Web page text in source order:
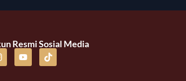
Resmi Sosial Media